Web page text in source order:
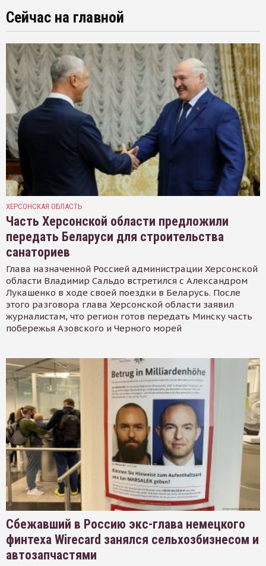
Сейчас на главной
ХЕРСОНСКАЯ ОБЛАСТЬ
Часть Херсонской области предложили
передать Беларуси для строительства
санаториев
Глава назначенной Россией администрации Херсонской
области Владимир Сальдо встретился с Александром
Лукашенко в ходе своей поездки в Беларусь. После
этого разговора глава Херсонской области заявил
журналистам, что регион готов передать Минску часть
побережья Азовского и Черного морей
Сбежавший в Россию экс-глава немецкого
финтеха Wirecard занялся сельхозбизнесом и
автозапчастями